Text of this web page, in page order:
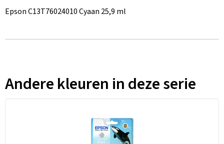
Epson C13T76024010 Cyaan 25,9 ml
Andere kleuren in deze serie